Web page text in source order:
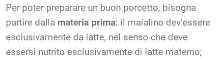
Per poter preparare un buon porcetto, bisogna
partire dalla materia prima: il maialino dev’essere
esclusivamente da latte, nel senso che deve
essersi nutrito esclusivamente di latte materno;